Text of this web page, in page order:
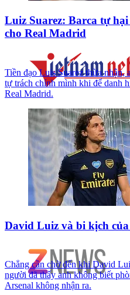
Luiz Suarez: Barca tự
cho Real Madrid
Tiền đạo Luis Suarez thừa nhận,
tự trách chính mình khi để danh
Real Madrid.
David Luiz và bi kịch của
Chẳng cần chờ đến khi David
người đã thấy anh không biết
Arsenal không nhận ra.